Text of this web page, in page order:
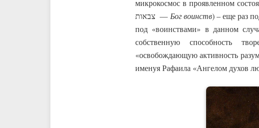
микрокосмос в проявленном
צבאות — Бог воинств) – еще раз
под «воинствами» в данном
собственную способность
«освобождающую активность
именуя Рафаила «Ангелом духов